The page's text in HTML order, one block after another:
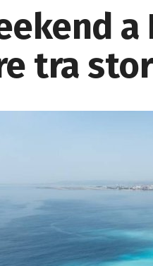
a
tra